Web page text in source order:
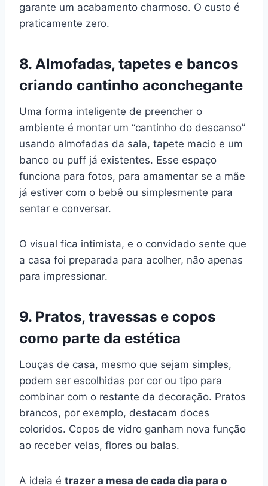
garante um acabamento charmoso. O custo é
praticamente zero.
8. Almofadas, tapetes e bancos
criando cantinho aconchegante
Uma forma inteligente de preencher o
ambiente é montar um “cantinho do descanso”
usando almofadas da sala, tapete macio e um
banco ou puff já existentes. Esse espaço
funciona para fotos, para amamentar se a mãe
já estiver com o bebê ou simplesmente para
sentar e conversar.
O visual fica intimista, e o convidado sente que
a casa foi preparada para acolher, não apenas
para impressionar.
9. Pratos, travessas e copos
como parte da estética
Louças de casa, mesmo que sejam simples,
podem ser escolhidas por cor ou tipo para
combinar com o restante da decoração. Pratos
brancos, por exemplo, destacam doces
coloridos. Copos de vidro ganham nova função
ao receber velas, flores ou balas.
A ideia é trazer a mesa de cada dia para o